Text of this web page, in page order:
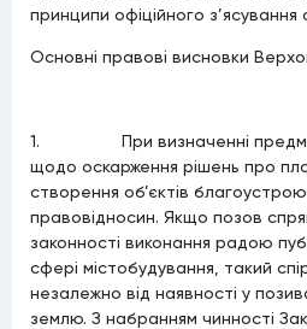
принципи офіційного
Основні правові висновки
1. При визначенні
щодо оскарження рішень про
створення об’єктів
правовідносин. Якщо позов
законності виконання радою
сфері містобудування, такий
незалежно від наявності у
землю. З набранням чинності